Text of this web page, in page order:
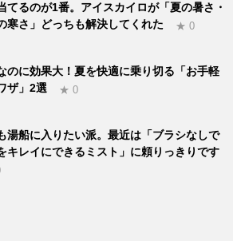
てるのが1番。アイスカイロが「夏の暑さ・
寒さ」どっちも解決してくれた
★ 0
のに効果大！夏を快適に乗り切る「お手軽
ザ」2選
★ 0
湯船に入りたい派。最近は「ブラシなしで
キレイにできるミスト」に頼りっきりです